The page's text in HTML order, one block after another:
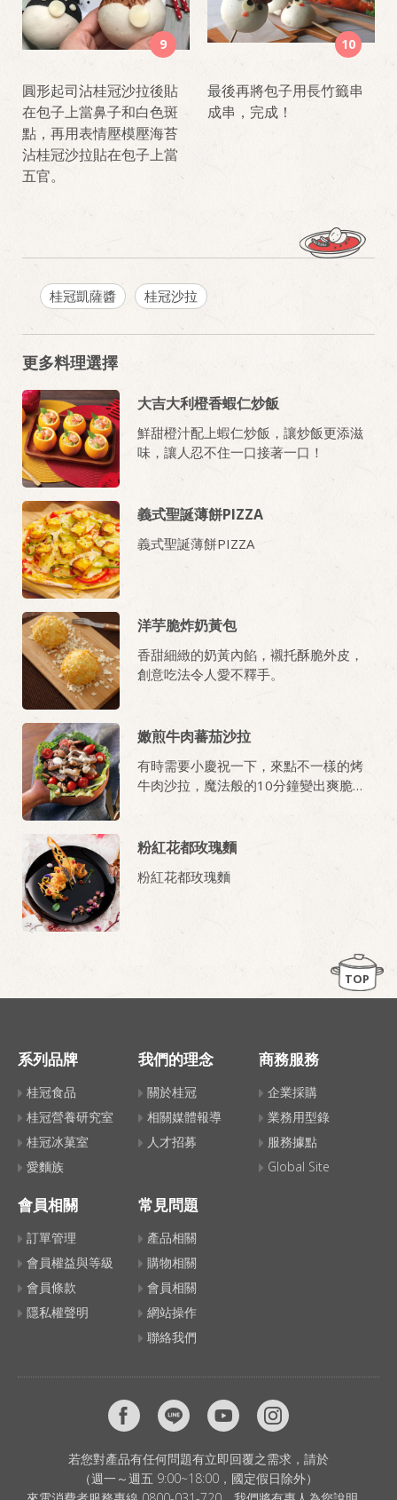
9
圓形起司沾桂冠沙拉後貼
在包子上當鼻子和白色斑
點，再用表情壓模壓海苔
沾桂冠沙拉貼在包子上當
五官。
10
最後再將包子用長竹籤串
成串，完成！
桂冠凱薩醬 桂冠沙拉
更多料理選擇
大吉大利橙香蝦仁炒飯
鮮甜橙汁配上蝦仁炒飯，讓炒飯更添滋
味，讓人忍不住一口接著一口！
義式聖誕薄餅PIZZA
義式聖誕薄餅PIZZA
洋芋脆炸奶黃包
香甜細緻的奶黃內餡，襯托酥脆外皮，
創意吃法令人愛不釋手。
嫩煎牛肉蕃茄沙拉
有時需要小慶祝一下，來點不一樣的烤
牛肉沙拉，魔法般的10分鐘變出爽脆牛
粉紅花都玫瑰麵
粉紅花都玫瑰麵
TOP
系列品牌
桂冠食品
桂冠營養研究室
桂冠冰菓室
愛麵族
我們的理念
關於桂冠
相關媒體報導
人才招募
商務服務
企業採購
業務用型錄
服務據點
Global Site
會員相關
訂單管理
會員權益與等級
會員條款
隱私權聲明
常見問題
產品相關
購物相關
會員相關
網站操作
聯絡我們
若您對產品有任何問題有立即回覆之需求，請於
（週一～週五 9:00~18:00，國定假日除外）